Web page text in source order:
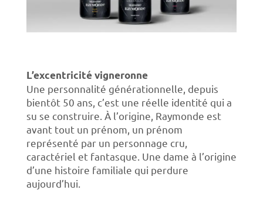
L’excentricité vigneronne
Une personnalité générationnelle, depuis
bientôt 50 ans, c’est une réelle identité qui a
su se construire. À l’origine, Raymonde est
avant tout un prénom, un prénom
représenté par un personnage cru,
caractériel et fantasque. Une dame à l’origine
d’une histoire familiale qui perdure
aujourd’hui.